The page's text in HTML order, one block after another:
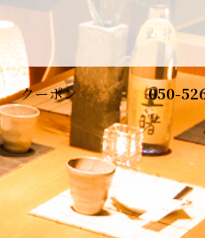
クーポン 050-